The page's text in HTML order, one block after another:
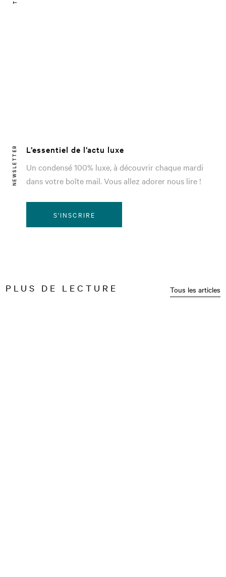
NEWSLETTER
L’essentiel de l’actu luxe
Un condensé 100% luxe, à découvrir chaque mardi
dans votre boîte mail. Vous allez adorer nous lire !
S'INSCRIRE
PLUS DE LECTURE Tous les articles